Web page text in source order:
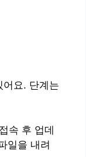
요. 단계는
속 후 업데
일을 내려